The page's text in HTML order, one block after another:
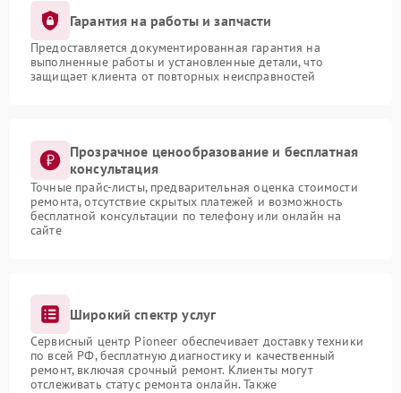
Гарантия на работы и запчасти
Предоставляется документированная гарантия на
выполненные работы и установленные детали, что
защищает клиента от повторных неисправностей
Прозрачное ценообразование и бесплатная
консультация
Точные прайс-листы, предварительная оценка стоимости
ремонта, отсутствие скрытых платежей и возможность
бесплатной консультации по телефону или онлайн на
сайте
Широкий спектр услуг
Сервисный центр Pioneer обеспечивает доставку техники
по всей РФ, бесплатную диагностику и качественный
ремонт, включая срочный ремонт. Клиенты могут
отслеживать статус ремонта онлайн. Также